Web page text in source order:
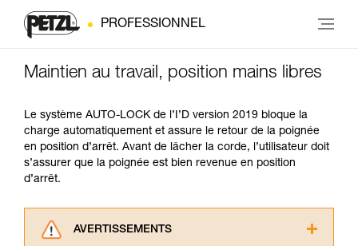
PROFESSIONNEL
Maintien au travail, position mains libres
Le système AUTO-LOCK de l’I’D version 2019 bloque la
charge automatiquement et assure le retour de la poignée
en position d’arrêt. Avant de lâcher la corde, l’utilisateur doit
s’assurer que la poignée est bien revenue en position
d’arrêt.
AVERTISSEMENTS